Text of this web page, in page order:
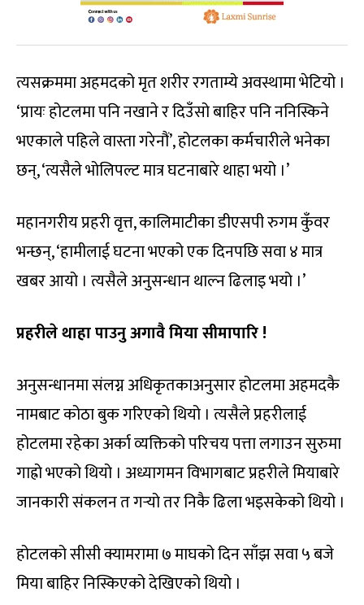
त्यसक्रममा अहमदको मृत शरीर रगताम्ये अवस्थामा भेटियो ।
‘प्रायः होटलमा पनि नखाने र दिउँसो बाहिर पनि ननिस्किने
भएकाले पहिले वास्ता गरेनौं’, होटलका कर्मचारीले भनेका
छन्, ‘त्यसैले भोलिपल्ट मात्र घटनाबारे थाहा भयो ।’
महानगरीय प्रहरी वृत्त, कालिमाटीका डीएसपी रुगम कुँवर
भन्छन्, ‘हामीलाई घटना भएको एक दिनपछि सवा ४ मात्र
खबर आयो । त्यसैले अनुसन्धान थाल्न ढिलाइ भयो ।’
प्रहरीले थाहा पाउनु अगावै मिया सीमापारि !
अनुसन्धानमा संलग्न अधिकृतकाअनुसार होटलमा अहमदकै
नामबाट कोठा बुक गरिएको थियो । त्यसैले प्रहरीलाई
होटलमा रहेका अर्का व्यक्तिको परिचय पत्ता लगाउन सुरुमा
गाह्रो भएको थियो । अध्यागमन विभागबाट प्रहरीले मियाबारे
जानकारी संकलन त गर्‍यो तर निकै ढिला भइसकेको थियो ।
होटलको सीसी क्यामरामा ७ माघको दिन साँझ सवा ५ बजे
मिया बाहिर निस्किएको देखिएको थियो ।